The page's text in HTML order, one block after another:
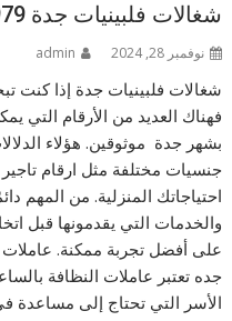
شغالات فلبينيات جدة 0571400979
نوفمبر 28, 2024 admin
شغالات فلبينيات جدة إذا كنت
فهناك العديد من الأرقام التي
بشهر جدة موثوقين. هؤلاء
جنسيات مختلفة مثل ارقام
احتياجاتك المنزلية. من المهم
والخدمات التي يقدمونها قبل
على أفضل تجربة ممكنة.
جده تعتبر عاملات النظافة
الأسر التي تحتاج إلى مساعدة